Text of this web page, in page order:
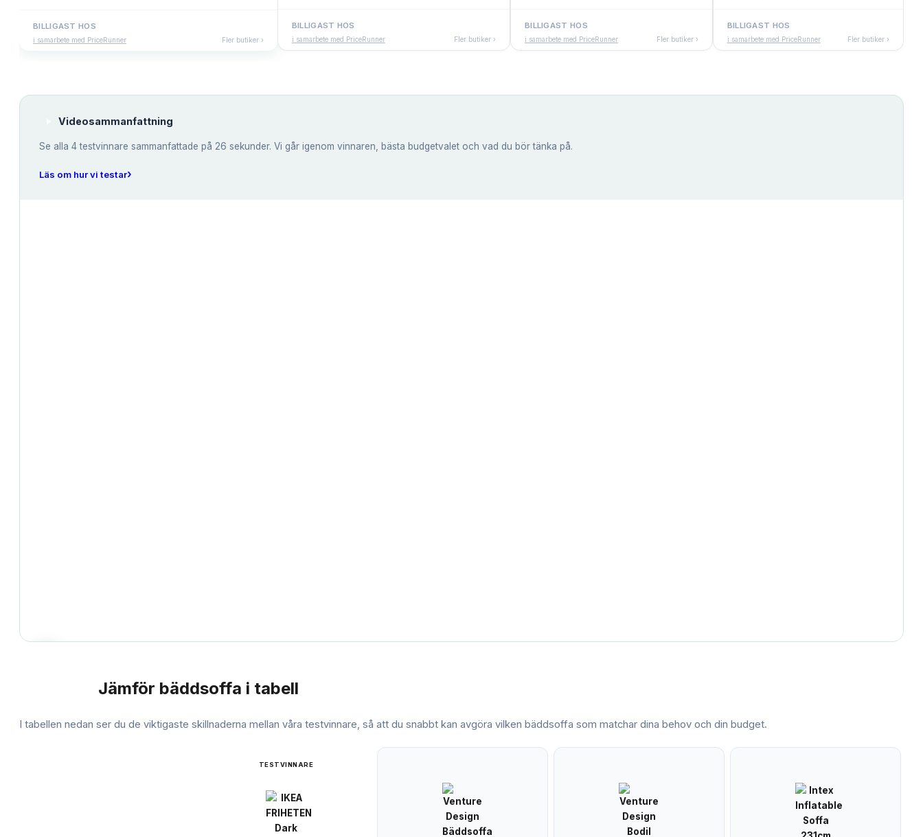
BILLIGAST HOS
i samarbete med PriceRunner Fler butiker ›
BILLIGAST HOS
i samarbete med PriceRunner Fler butiker ›
BILLIGAST HOS
i samarbete med PriceRunner Fler butiker ›
BILLIGAST HOS
i samarbete med PriceRunner Fler butiker ›
Videosammanfattning
Se alla 4testvinnare sammanfattade på 26 sekunder. Vi går igenom vinnaren, bästa budgetvalet och vad du bör tänka på.
Läs om hur vi testar›
Jämför bäddsoffa i tabell
I tabellen nedan ser du de viktigaste skillnaderna mellan våra testvinnare, så att du snabbt kan avgöra vilken bäddsoffa som matchar dina behov och din budget.
TESTVINNARE